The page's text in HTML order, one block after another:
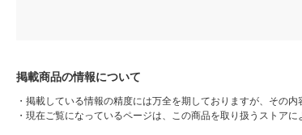
掲載商品の情報について
・ 掲載している情報の精度には万全を期しておりますが、その
・ 現在ご覧になっているページは、この商品を取り扱うストア